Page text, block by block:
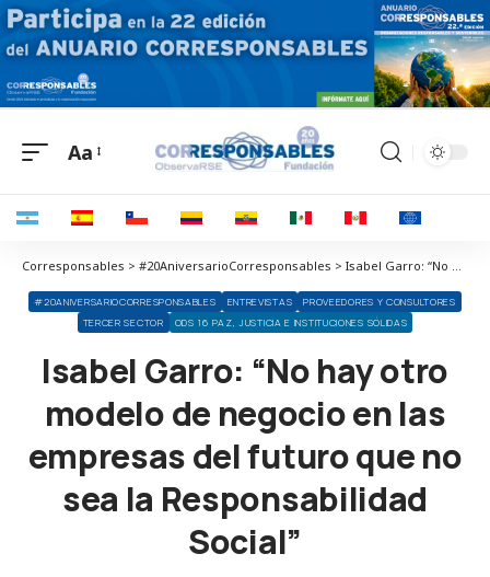
Aa
Corresponsables > #20AniversarioCorresponsables > Isabel Garro: “No hay otro modelo de negocio en las empresas del futuro que no sea la Responsabilidad Social”
#20ANIVERSARIOCORRESPONSABLES ENTREVISTAS
PROVEEDORES Y CONSULTORES
TERCER SECTOR
ODS 16 PAZ, JUSTICIA E INSTITUCIONES SÓLIDAS
Isabel Garro: “No hay otro
modelo de negocio en las
empresas del futuro que no
sea la Responsabilidad
Social”